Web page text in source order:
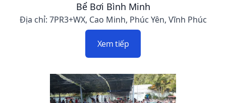
Bể Bơi Bình Minh
Địa chỉ: 7PR3+WX, Cao Minh, Phúc Yên, Vĩnh Phúc
Xem tiếp